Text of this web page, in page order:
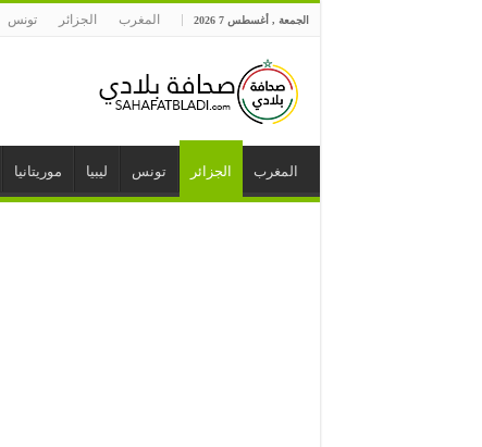
الجمعة , أغسطس 7 2026 المغرب الجزائر تونس
المغرب الجزائر تونس ليبيا موريتانيا